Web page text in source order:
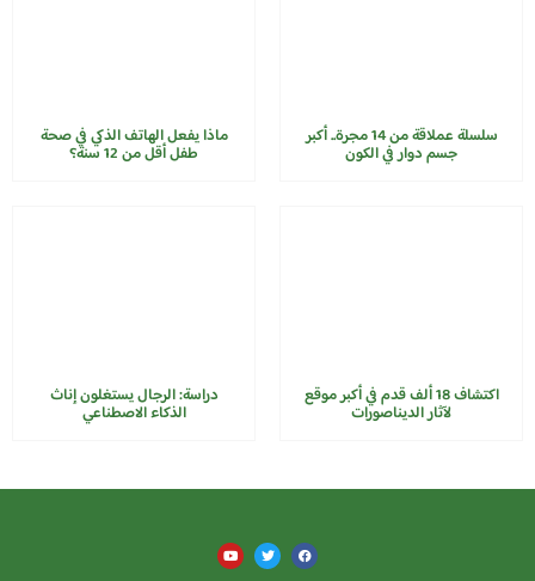
سلسلة عملاقة من 14 مجرة..​​ أكبر
جسم دوار في الكون
ماذا يفعل الهاتف الذكي في صحة
طفل أقل من 12 سنة؟
اكتشاف 18 ألف قدم في أكبر موقع
لآثار الديناصورات
دراسة: الرجال يستغلون إناث
الذكاء الاصطناعي